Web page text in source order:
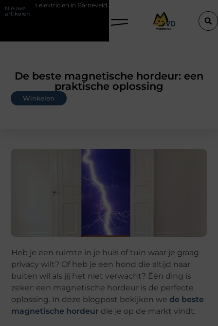
Nieuwe
artikelen
in Barneveld De Perfecte Gids voor Vloerbedekking in Purmerend
De beste magnetische hordeur: een
praktische oplossing
Winkelen
Heb je een ruimte in je huis of tuin waar je graag
privacy wilt? Of heb je een hond die altijd naar
buiten wil als jij het niet verwacht? Één ding is
zeker: een magnetische hordeur is de perfecte
oplossing. In deze blogpost bekijken we de beste
magnetische hordeur die je op de markt vindt.